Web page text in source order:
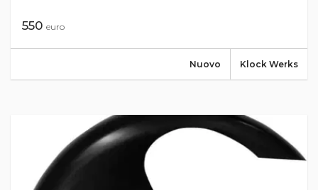
550 euro
Klock Werks
Nuovo